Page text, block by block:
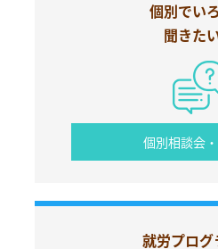
個別でい
聞きた
個別相談会
就労プログ